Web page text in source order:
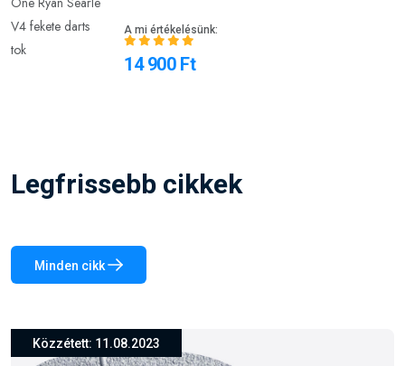
A mi értékelésünk:
14 900 Ft
Legfrissebb cikkek
Minden cikk
Közzétett: 26.03.2024